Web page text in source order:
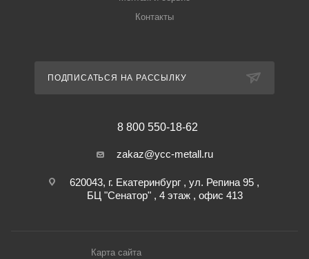
Контакты
ПОДПИСАТЬСЯ НА РАССЫЛКУ
8 800 550-18-62
zakaz@ycc-metall.ru
620043, г. Екатеринбург , ул. Репина 95 ,
БЦ "Сенатор" , 4 этаж , офис 413
Карта сайта